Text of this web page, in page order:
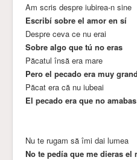
Am scris despre iubirea-n sine
Escribí sobre el amor en sí
Despre ceva ce nu erai
Sobre algo que tú no eras
Păcatul însă era mare
Pero el pecado era muy
Păcat era că nu iubeai
El pecado era que no amabas
Nu te rugam să îmi dai lumea
No te pedía que me dieras el